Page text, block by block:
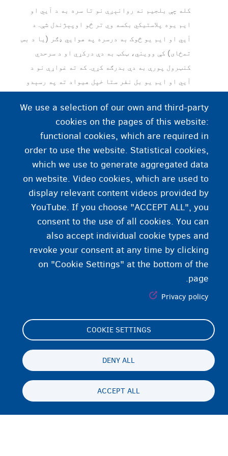
کله چې بلجیم نه روانېږې نو تا سره به د آيي او
ایم یوه پلاستیکي بکسه وي تر څو اوپېژندل شې. د
آيي او ایم یو څوک به درسره په هوايي ډګر (یا د بس
تمځای) کې وویني، ټکټ به دې درکړي او د سرحدي
کنټرول پورې به دې بدرګه کړي. که ته غواړې نو د
آيي او ایم یو بل نفر ستا خپل هیواد ته په رسېدو
حاضرېدلی شي.
لکه د نورو ټولو مسافرینو په څېر، په تا
لازمي ده چې د بیګونو د مقرراتو احترام
وکړې: د نفر په سر بکسونو د حد نه او د زیات
نه زیات وزن د حد نه مه اوړه.
We use a selection of our own and third-party
cookies on the pages of this website:
functional cookies, which are required in
order to use the website. Statistical cookies,
which we use to generate aggregated data
on website. Video cookies, which are used to
display relevant content videos provided by
YouTube. If you choose "ACCEPT ALL", you
consent to the use of all cookies. You can
also accept individual cookie types and
revoke your consent at any time by clicking
on "Cookie Settings" at the bottom of the
page.
Privacy policy
COOKIE SETTINGS
DENY ALL
ACCEPT ALL
Footer
(menu)
Cookie Settings
محرمیت او سلب مسئولیت
PS
Persistent
menu